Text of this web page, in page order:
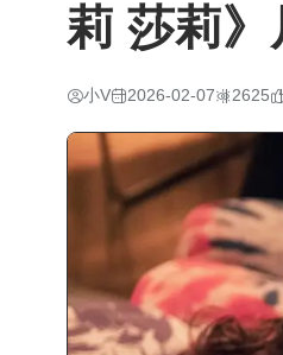
莉 莎莉》
小V 2026-02-07 2625